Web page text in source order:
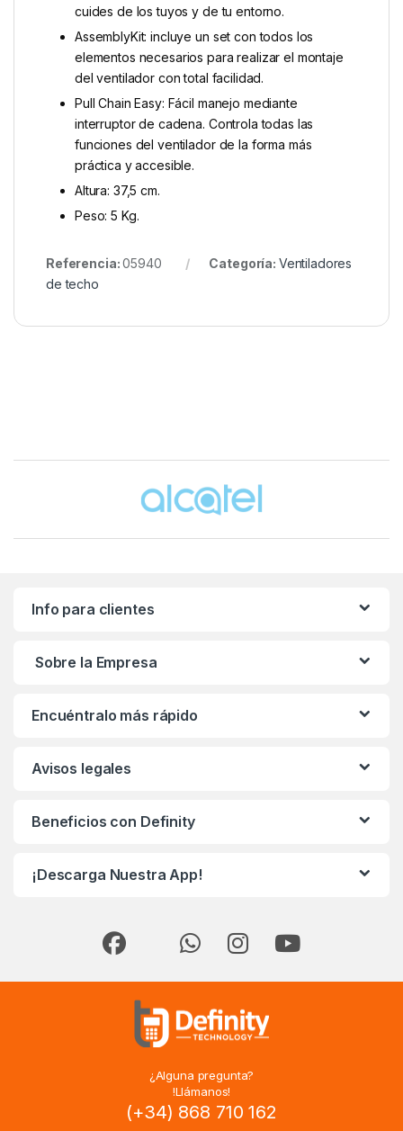
cuides de los tuyos y de tu entorno.
AssemblyKit: incluye un set con todos los
elementos necesarios para realizar el montaje
del ventilador con total facilidad.
Pull Chain Easy: Fácil manejo mediante
interruptor de cadena. Controla todas las
funciones del ventilador de la forma más
práctica y accesible.
Altura: 37,5 cm.
Peso: 5 Kg.
Referencia:05940 Categoría: Ventiladores
de techo
Brands Carousel
Info para clientes
Sobre la Empresa
Encuéntralo más rápido
Avisos legales
Beneficios con Definity
¡Descarga Nuestra App!
¿Alguna pregunta?
!Llámanos!
(+34) 868 710 162